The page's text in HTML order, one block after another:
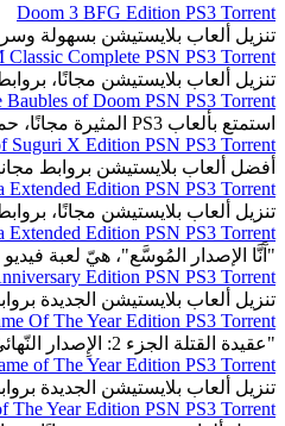
Doom 3 BFG Edition PS3 Torrent
تنزيل ألعاب بلايستيشن بسهولة
Complete PSN PS3 Torrent
تنزيل ألعاب بلايستيشن مجانًا،
Baubles of Doom PSN PS3 Torrent
استمتع بألعاب PS3 المثيرة مجانًا، حملها الآن بروابط مباشرة وسريعة.
Suguri X Edition PSN PS3 Torrent
أفضل ألعاب بلايستيشن بروابط
Extended Edition PSN PS3 Torrent
تنزيل ألعاب بلايستيشن مجانًا،
Extended Edition PSN PS3 Torrent
"آَنَّا الإصدار المُوسَّع"، هيّ لعبة
Edition PSN PS3 Torrent
تنزيل ألعاب بلايستيشن الجديدة
Of The Year Edition PS3 Torrent
"عقيدة القتلة الجزء 2: الإِصدار النّهائيّ"، هيّ لعبة فيديو من نوع أكشن، قتال، لعبة تسلُّل.
of The Year Edition PS3 Torrent
تنزيل ألعاب بلايستيشن الجديدة
The Year Edition PSN PS3 Torrent